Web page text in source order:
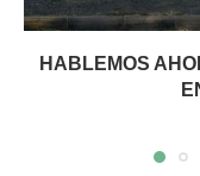
HABLEMOS